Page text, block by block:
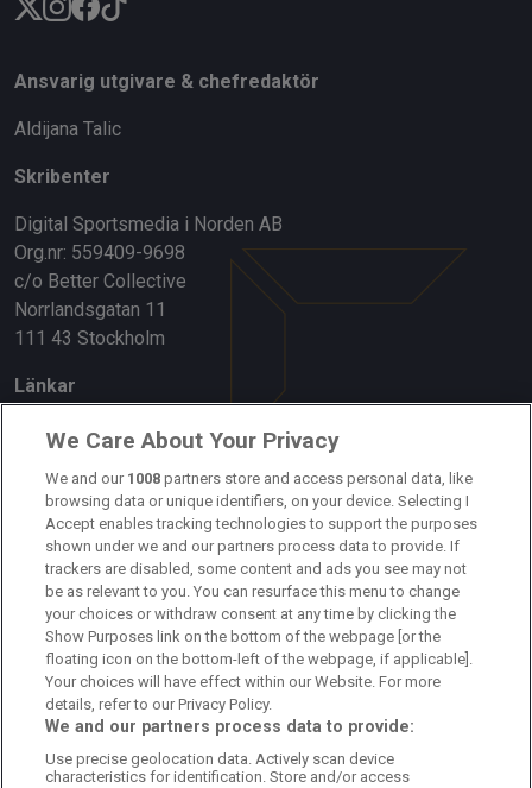
Ansvarig utgivare & chefredaktör
Aldijana Talic
Skribenter
Digital Sportsmedia i Norden AB
Org.nr: 559409-9698
c/o Better Collective
Norrlandsgatan 11
111 43 Stockholm
Länkar
Om oss
Kontakta oss
Kundtjänst
Sponsor: Rekatochklart
Annonsera på Fotbolldirekt
Redaktionell policy
Personuppgiftspolicy
Cookiepolicy
We Care About Your Privacy
We and our 1008 partners store and access personal data, like
browsing data or unique identifiers, on your device. Selecting I
Accept enables tracking technologies to support the purposes
shown under we and our partners process data to provide. If
trackers are disabled, some content and ads you see may not
be as relevant to you. You can resurface this menu to change
your choices or withdraw consent at any time by clicking the
Show Purposes link on the bottom of the webpage [or the
floating icon on the bottom-left of the webpage, if applicable].
Your choices will have effect within our Website. For more
details, refer to our Privacy Policy.
We and our partners process data to provide:
Use precise geolocation data. Actively scan device
characteristics for identification. Store and/or access